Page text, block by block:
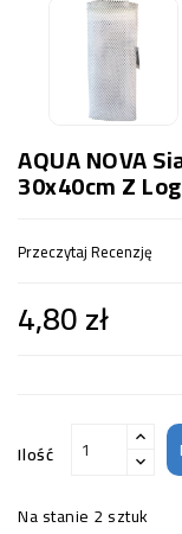
AQUA NOVA
30x40cm Z
Przeczytaj Recenzję
4,80 zł
Ilość
Na stanie 2 sztuk